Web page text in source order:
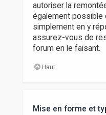
autoriser la
également possible
simplement en y
assurez-vous de
forum en le faisant.
Haut
Mise en forme et